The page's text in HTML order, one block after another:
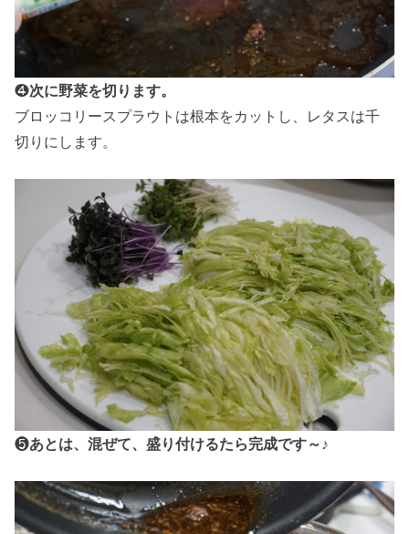
❹次に野菜を切ります。
ブロッコリースプラウトは根本をカットし、レタスは千
切りにします。
❺あとは、混ぜて、盛り付けるたら完成です～♪